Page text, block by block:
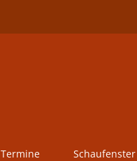
Termine Schaufenster